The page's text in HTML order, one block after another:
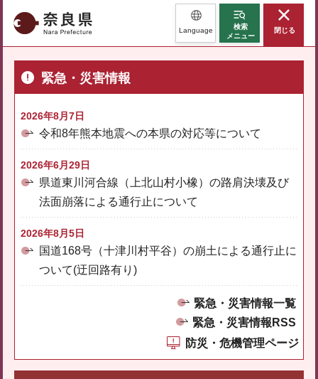
奈良県 Language
検索
メニュー
閉じる
緊急・災害情報
2026年8月7日
令和8年熊本地震への本県の対応等について
2026年6月29日
県道東川河合線（上北山村小橡）の路肩決壊及び
法面崩落による通行止について
2026年8月5日
国道168号（十津川村平谷）の崩土による通行止に
ついて(迂回路有り)
緊急・災害情報一覧
緊急・災害情報RSS
防災・危機管理ページ